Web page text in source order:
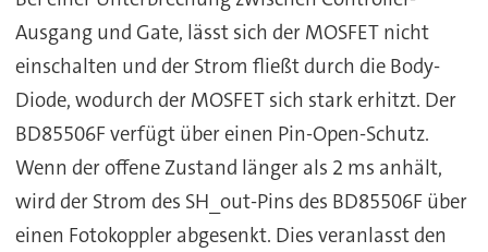
Ausgang und Gate, lässt sich der MOSFET nicht
einschalten und der Strom fließt durch die Body-
Diode, wodurch der MOSFET sich stark erhitzt. Der
BD85506F verfügt über einen Pin-Open-Schutz.
Wenn der offene Zustand länger als 2 ms anhält,
wird der Strom des SH_out-Pins des BD85506F über
einen Fotokoppler abgesenkt. Dies veranlasst den